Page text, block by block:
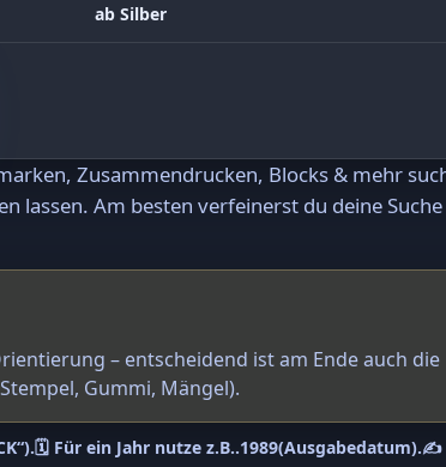
ab Silber
Zusammendrucken, Blocks & mehr
lassen. Am besten verfeinerst du deine
– entscheidend ist am Ende auch die
Gummi, Mängel).
🗓️ Für ein Jahr nutze z.B..1989(Ausgabedatum).✍️